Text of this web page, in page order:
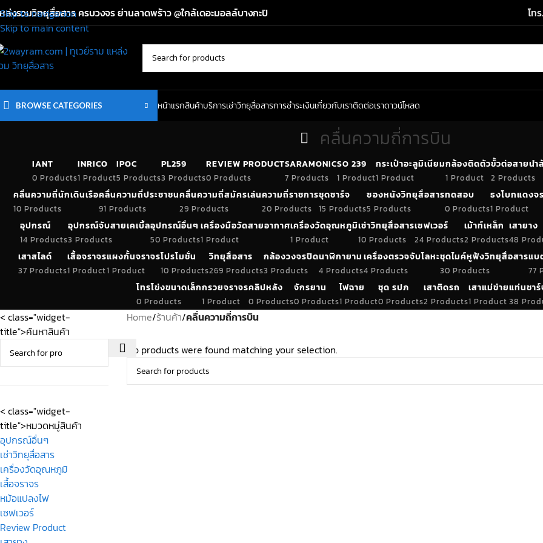
Skip to navigation
Skip to main content
ล่งรวมวิทยุสื่อสาร ครบวงจร ย่านลาดพร้าว @ใกล้เดอะมอลล์บางกะปิ โท
BROWSE CATEGORIES หน้าแรกสินค้าบริการเช่าวิทยุสื่อสารการชำระเงินเกี่ยวกับเราติดต่อเราดาวน์โหลด
คลื่นความถี่การบิน
IANT
0 Products
INRICO
1 Product
IPOC
5 Products
PL259
3 Products
REVIEW PRODUCT
0 Products
SARAMONIC
7 Products
SO 239
1 Product
กระเป๋าอะลูมิเนียม
1 Product
กล้องติดตัว
1 Product
ขั้วต่อสายน
2 Products
คลื่นความถี่นักเดินเรือ
10 Products
คลื่นความถี่ประชาชน
91 Products
คลื่นความถี่สมัครเล่น
29 Products
ความถี่ราชการ
20 Products
ชุดชาร์จ
15 Products
ซองหนังวิทยุสื่อสาร
5 Products
ทดสอบ
0 Products
ธงโบกแดงจ
1 Product
อุปกรณ์
14 Products
อุปกรณ์จับสายเคเบิ้ล
3 Products
อุปกรณ์อื่นๆ
50 Products
เครื่องมือวัดสายอากาศ
1 Product
เครื่องวัดอุณหภูมิ
1 Product
เช่าวิทยุสื่อสาร
10 Products
เซฟเวอร์
24 Products
เม้าท์เหล็ก
2 Products
เสายาง
48
เสาสไลด์
37 Products
เสื้อจราจร
1 Product
แผงกั้นจราจร
1 Product
โปรโมชั่น
10 Products
วิทยุสื่อสาร
269 Products
กล้องวงจรปิด
3 Products
นาฬิกายาม
4 Products
เครื่องตรวจจับโลหะ
4 Products
ชุดไมค์หูฟังวิทยุสื่อสาร
30 Products
แบ
77
โทรโข่งขนาดเล็ก
0 Products
กรวยจราจร
1 Product
คลิปหลัง
0 Products
จักรยาน
0 Products
ไฟฉาย
1 Product
ชุด รปภ
0 Products
เสาติดรถ
2 Products
เสาแม่ข่าย
1 Product
แท่นชาร์
38
< class="widget-
title">ค้นหาสินค้า
< class="widget-
title">หมวดหมู่สินค้า
อุปกรณ์อื่นๆ
เช่าวิทยุสื่อสาร
เครื่องวัดอุณหภูมิ
เสื้อจราจร
หม้อแปลงไฟ
เซฟเวอร์
Review Product
Home/ร้านค้า/คลื่นความถี่การบิน
No products were found matching your selection.